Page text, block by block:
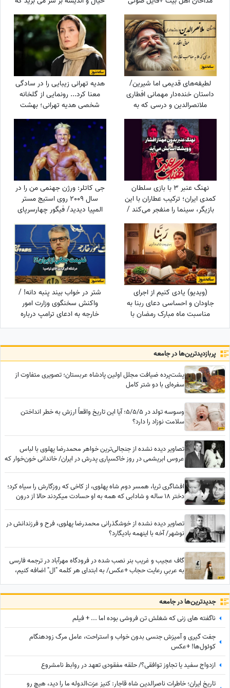
این ...
لطیفه‌های قدیمی اما شیرین/
داستان خنده‌دار مهمانی افطاری
ملانصرالدین و درسی که به
میزبان پررو داد😄
هدیه تهرانی زیبایی را در سادگی
معنا کرد... رونمایی از گلخانه
شخصی هدیه تهرانی؛ بهشت
شمعدانی‌های رنگی خانم بازیگر
همه را شگفت‌زده کرد!
نهنگ عنبر 3 با بازی سلطان
کمدی ایران؛ ترکیب عطاران با این
بازیگر، سینما را منفجر می‌کند /
جایگزین مهناز افشار کیست؟
جی کاتلر: ورژن جهنمی من را در
سال 2009 روی استیج مستر
المپیا دیدید/ فیگور چهارسرپای
من تکرارنشدنی است +فیلم
(ویدیو) یادی کنیم از اجرای
جاودان و احساسی دعای ربنا به
مناسبت ماه مبارک رمضان با
صدای خسرو آواز ایران استاد
شتر در خواب بیند پنبه دانه! /
واکنش سخنگوی وزارت امور
خارجه به ادعای ترامپ درباره
ایران
پربازدید‌ترین‌ها در جامعه
پشت‌پرده ضیافت مجلل اولین پادشاه عربستان؛ تصویری متفاوت از
سفره‌ای با دو شتر کامل
وسوسه تولد در 5/5/5؛ آیا این تاریخ واقعاً ارزش به خطر انداختن
سلامت نوزاد را دارد؟
تصاویر دیده نشده از جنجالی‌ترین خواهر محمدرضا پهلوی با لباس
عروس ابریشمی در روز خاکسپاری پدرش در ایران/ خاندانی خون‌خوار که
افشاگری ثریا، همسر دوم شاه پهلوی، از کاخی که روزگارش را سیاه کرد؛
دختر 18 ساله و شادابی که همه به او حسادت میکردند حالا از درون
تصاویر دیده نشده از خوشگذرانی محمدرضا پهلوی، فرح و فرزندانش در
نوشهر/ آخه با اینهمه بادیگارد؟
گاف عجیب و غریب بنر نصب شده در فرودگاه مهرآباد در ترجمه فارسی
به عربیِ رعایت حجاب +عکس/ به ابتدای هر کلمه "ال" اضافه کنیم،
جدید‌ترین‌ها در جامعه
ناگفته های زنی که شغلش تن فروشی بوده اما ... + فیلم
جفت گیری و آمیزش جنسی بدون خواب و استراحت، عامل مرگ زودهنگام
کوئول‌ها! +عکس
ازدواج سفید یا تجاوز توافقی؟/ حلقه مفقودی تعهد در روابط نامشروع
تاریخ ایران؛ خاطرات ناصرالدین شاه قاجار: کنیز عزت‌الدوله ما را دید، هیچ رو